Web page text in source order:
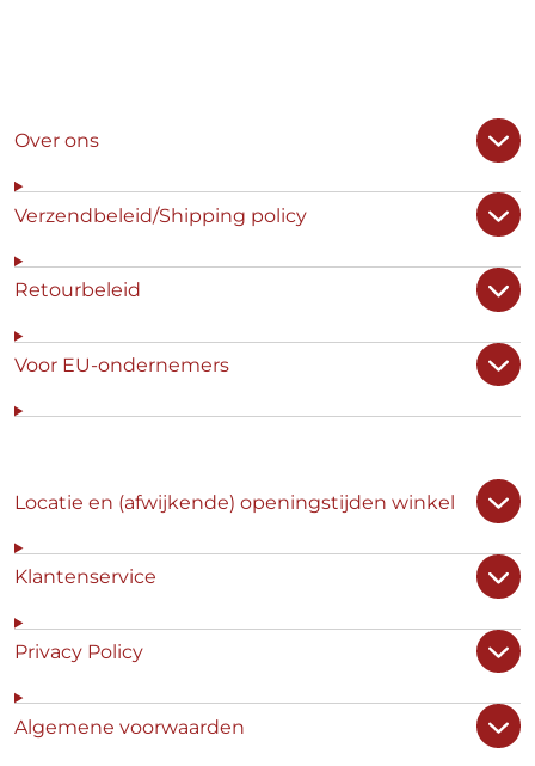
Over ons
Verzendbeleid/Shipping policy
Retourbeleid
Voor EU-ondernemers
Locatie en (afwijkende) openingstijden winkel
Klantenservice
Privacy Policy
Algemene voorwaarden